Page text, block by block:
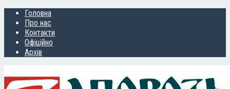
Головна
Про нас
Контакти
Офіційно
Архів